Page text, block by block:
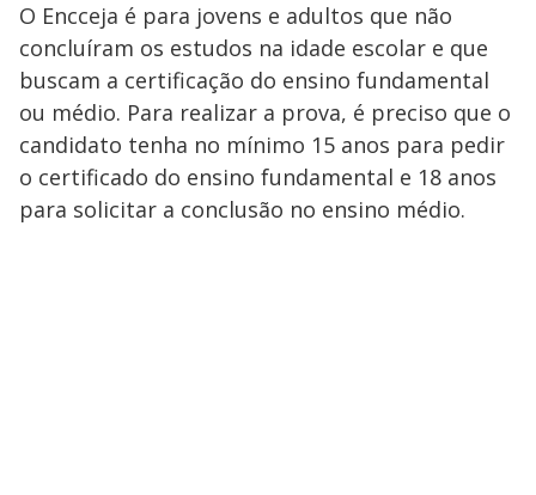
O Encceja é para jovens e adultos que não
concluíram os estudos na idade escolar e que
buscam a certificação do ensino fundamental
ou médio. Para realizar a prova, é preciso que o
candidato tenha no mínimo 15 anos para pedir
o certificado do ensino fundamental e 18 anos
para solicitar a conclusão no ensino médio.